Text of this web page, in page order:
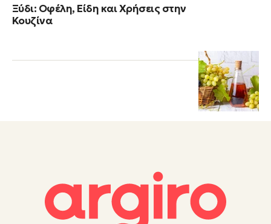
Ξύδι: Οφέλη, Είδη και Χρήσεις στην
Κουζίνα